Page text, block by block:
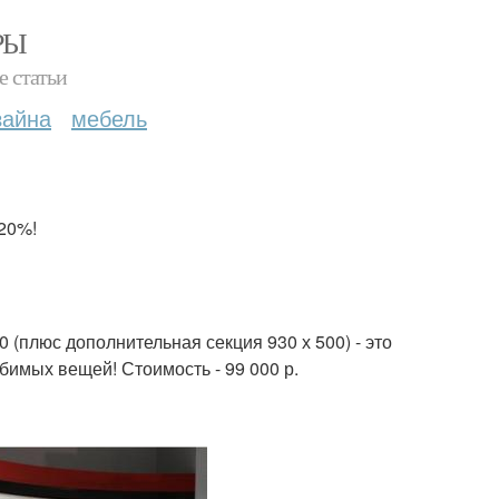
статьи
мебель
дополнительная секция 930 х 500) - это
вещей! Стоимость - 99 000 р.